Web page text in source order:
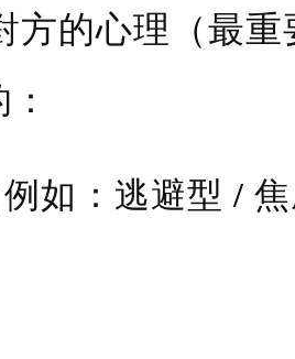
方的心理（最
如：逃避型 /